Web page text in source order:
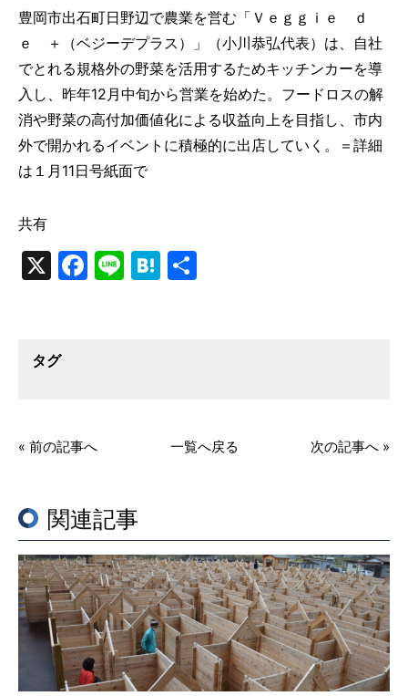
豊岡市出石町日野辺で農業を営む「Ｖｅｇｇｉｅ ｄ
ｅ ＋（ベジーデプラス）」（小川恭弘代表）は、自社
でとれる規格外の野菜を活用するためキッチンカーを導
入し、昨年12月中旬から営業を始めた。フードロスの解
消や野菜の高付加価値化による収益向上を目指し、市内
外で開かれるイベントに積極的に出店していく。＝詳細
は１月11日号紙面で
共有
X Facebook
LineHatena
タグ
« 前の記事へ 一覧へ戻る 次の記事へ »
関連記事